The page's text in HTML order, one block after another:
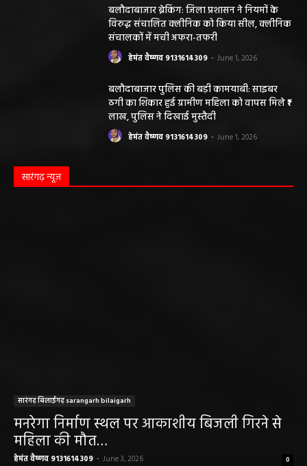
बलौदाबाजार ब्रेकिंग: जिला प्रशासन ने नियमों के
विरुद्ध संचालित क्लीनिक को किया सील, क्लीनिक
संचालकों में मची अफरा-तफरी
हेमंत वैष्णव 9131614309 - June 1, 2026
बलौदाबाजार पुलिस की बड़ी कामयाबी: साइबर
ठगी का शिकार हुई ग्रामीण महिला को वापस मिले ₹1
लाख, पुलिस ने दिखाई मुस्तैदी
हेमंत वैष्णव 9131614309 - June 1, 2026
सारंगढ़ न्यूज़
सारंगढ़ बिलाईगढ़ sarangarh bilaigarh
मनरेगा निर्माण स्थल पर आकाशीय बिजली गिरने से
महिला की मौत…
हेमंत वैष्णव 9131614309 - June 3, 2026 0